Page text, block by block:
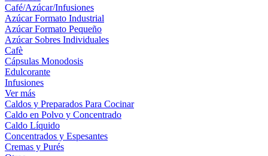
Café/Azúcar/Infusiones
Azúcar Formato Industrial
Azúcar Formato Pequeño
Azúcar Sobres Individuales
Cafè
Cápsulas Monodosis
Edulcorante
Infusiones
Ver más
Caldos y Preparados Para Cocinar
Caldo en Polvo y Concentrado
Caldo Líquido
Concentrados y Espesantes
Cremas y Purés